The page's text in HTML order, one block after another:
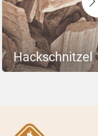
Hackschnitzel